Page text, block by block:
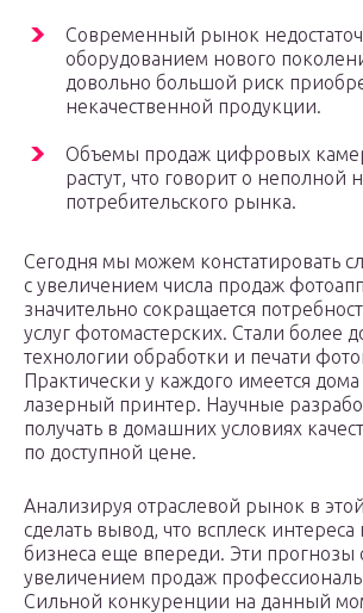
Современный рынок
оборудованием нового
довольно большой риск
некачественной продукции.
Объемы продаж цифровых
растут, что говорит о неполной
потребительского рынка.
Сегодня мы можем констатировать
с увеличением числа продаж
значительно сокращается
услуг фотомастерских. Стали более
технологии обработки и печати
Практически у каждого имеется
лазерный принтер. Научные
получать в домашних условиях
по доступной цене.
Анализируя отраслевой рынок в
сделать вывод, что всплеск
бизнеса еще впереди. Эти прогнозы
увеличением продаж
Сильной конкуренции на данный